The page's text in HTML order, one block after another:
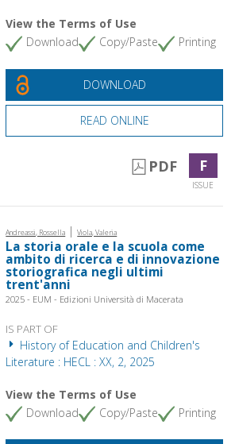
View the Terms of Use
Download
Copy/Paste Printing
DOWNLOAD
READ ONLINE
PDF F
ISSUE
Andreassi, Rossella | Viola, Valeria
La storia orale e la scuola come
ambito di ricerca e di innovazione
storiografica negli ultimi
trent'anni
2025 - EUM - Edizioni Università di Macerata
IS PART OF
History of Education and Children's
Literature : HECL : XX, 2, 2025
View the Terms of Use
Download
Copy/Paste Printing